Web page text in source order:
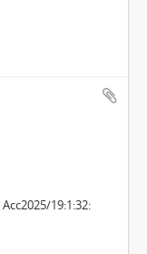
19:1:32: